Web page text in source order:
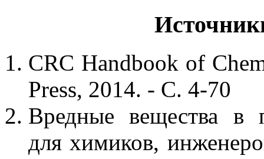
CRC Handbook of
Press, 2014. - С. 4-70
Вредные вещества в
для химиков,